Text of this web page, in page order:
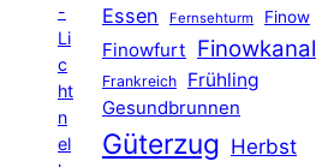
-
Li
c
ht
n
el
Essen Fernsehturm Finow
Finowfurt Finowkanal
Frankreich Frühling
Gesundbrunnen
Güterzug Herbst